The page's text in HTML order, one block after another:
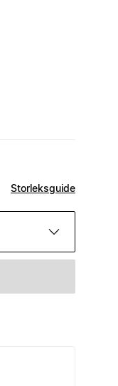
Storleksguide